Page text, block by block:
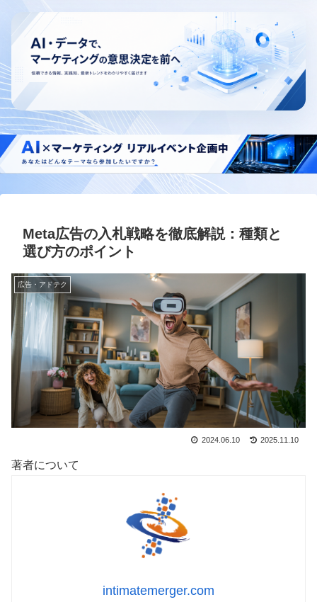
Meta広告の入札戦略を徹底解説：種類と
選び方のポイント
広告・アドテク
2024.06.10 2025.11.10
著者について
intimatemerger.com